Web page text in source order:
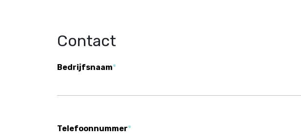
Contact
Bedrijfsnaam
Telefoonnummer